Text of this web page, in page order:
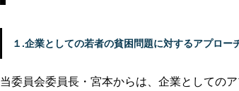
１.企業としての若者の貧困問題に対するアプロー
当委員会委員長・宮本からは、企業としての